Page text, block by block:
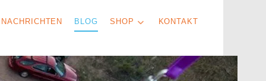
NACHRICHTEN BLOG SHOP KONTAKT